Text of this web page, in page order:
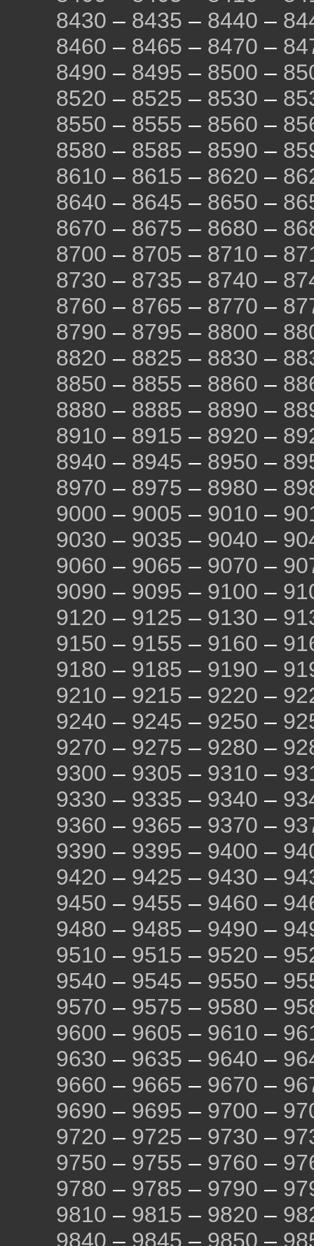
8430 – 8435 – 8440 –
8460 – 8465 – 8470 –
8490 – 8495 – 8500 –
8520 – 8525 – 8530 –
8550 – 8555 – 8560 –
8580 – 8585 – 8590 –
8610 – 8615 – 8620 –
8640 – 8645 – 8650 –
8670 – 8675 – 8680 –
8700 – 8705 – 8710 –
8730 – 8735 – 8740 –
8760 – 8765 – 8770 –
8790 – 8795 – 8800 –
8820 – 8825 – 8830 –
8850 – 8855 – 8860 –
8880 – 8885 – 8890 –
8910 – 8915 – 8920 –
8940 – 8945 – 8950 –
8970 – 8975 – 8980 –
9000 – 9005 – 9010 –
9030 – 9035 – 9040 –
9060 – 9065 – 9070 –
9090 – 9095 – 9100 –
9120 – 9125 – 9130 –
9150 – 9155 – 9160 –
9180 – 9185 – 9190 –
9210 – 9215 – 9220 –
9240 – 9245 – 9250 –
9270 – 9275 – 9280 –
9300 – 9305 – 9310 –
9330 – 9335 – 9340 –
9360 – 9365 – 9370 –
9390 – 9395 – 9400 –
9420 – 9425 – 9430 –
9450 – 9455 – 9460 –
9480 – 9485 – 9490 –
9510 – 9515 – 9520 –
9540 – 9545 – 9550 –
9570 – 9575 – 9580 –
9600 – 9605 – 9610 –
9630 – 9635 – 9640 –
9660 – 9665 – 9670 –
9690 – 9695 – 9700 –
9720 – 9725 – 9730 –
9750 – 9755 – 9760 –
9780 – 9785 – 9790 –
9810 – 9815 – 9820 –
9840 – 9845 – 9850 –